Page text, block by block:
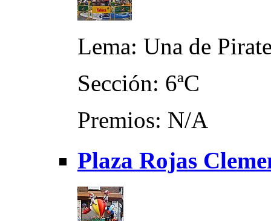
Lema: Una de
Sección: 6ªC
Premios: N/A
Plaza Rojas